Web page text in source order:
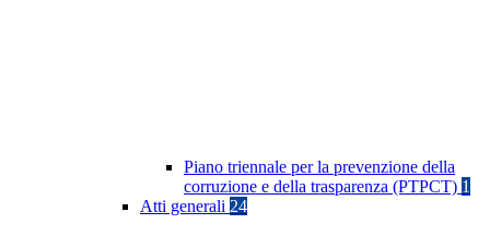
Piano triennale per la prevenzione della
corruzione e della trasparenza (PTPCT) 1
Atti generali 24